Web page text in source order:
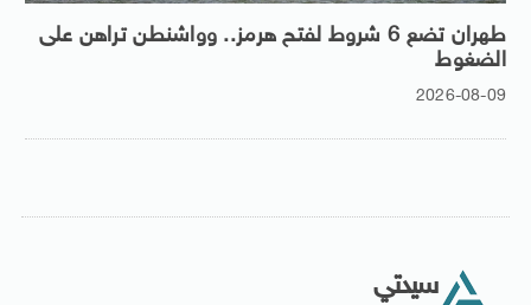
طهران تضع 6 شروط لفتح هرمز.. وواشنطن تراهن على
الضغوط
2026-08-09
سيدتي